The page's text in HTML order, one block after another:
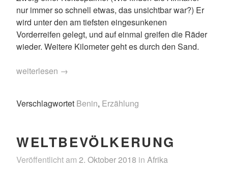
nur immer so schnell etwas, das unsichtbar war?) Er
wird unter den am tiefsten eingesunkenen
Vorderreifen gelegt, und auf einmal greifen die Räder
wieder. Weitere Kilometer geht es durch den Sand.
„Der
weiterlesen →
Verschlagwortet Benin, Erzählung
WELTBEVÖLKERUNG
Veröffentlicht am 2. Oktober 2018 in Afrika